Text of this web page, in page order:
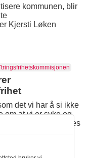
kommunen, blir
Kjersti Løken
det vi har å si ikke
om at vi er syke og
Brandvik i Norges